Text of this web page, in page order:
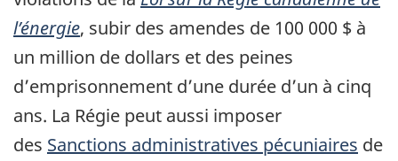
l’énergie, subir des amendes de 100 000 $ à
un million de dollars et des peines
d’emprisonnement d’une durée d’un à cinq
ans. La Régie peut aussi imposer
des Sanctions administratives pécuniaires de